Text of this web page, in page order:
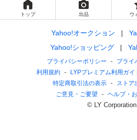
トップ 出品 ウ
Yahoo!オークション
Yahoo!ショッピング
プライバシーポリシー
プライ
利用規約
LYPプレミアム利用ガイ
特定商取引法の表示
ストア
ご意見・ご要望
ヘルプ・
© LY Corporation